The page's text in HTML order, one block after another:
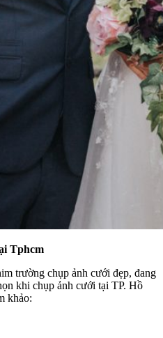
Tphcm
trường chụp ảnh cưới đẹp, đang
khi chụp ảnh cưới tại TP. Hồ
khảo: